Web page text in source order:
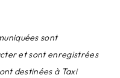
sont
et sont enregistrées
destinées à Taxi